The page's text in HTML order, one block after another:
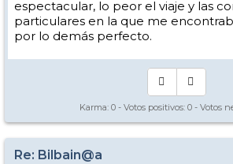
espectacular, lo peor el viaje y las
particulares en la que me
por lo demás perfecto.
Karma: 0 - Votos positivos: 0 - Votos
Re: Bilbain@a